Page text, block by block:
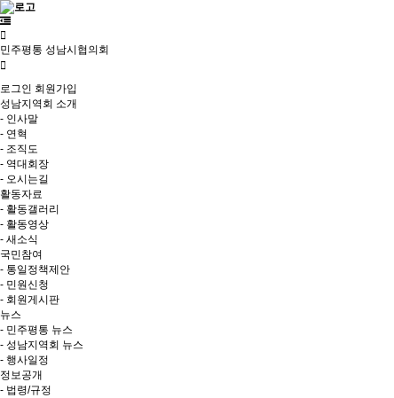
민주평통 성남시협의회
로그인 회원가입
성남지역회 소개
- 인사말
- 연혁
- 조직도
- 역대회장
- 오시는길
활동자료
- 활동갤러리
- 활동영상
- 새소식
국민참여
- 통일정책제안
- 민원신청
- 회원게시판
뉴스
- 민주평통 뉴스
- 성남지역회 뉴스
- 행사일정
정보공개
- 법령/규정